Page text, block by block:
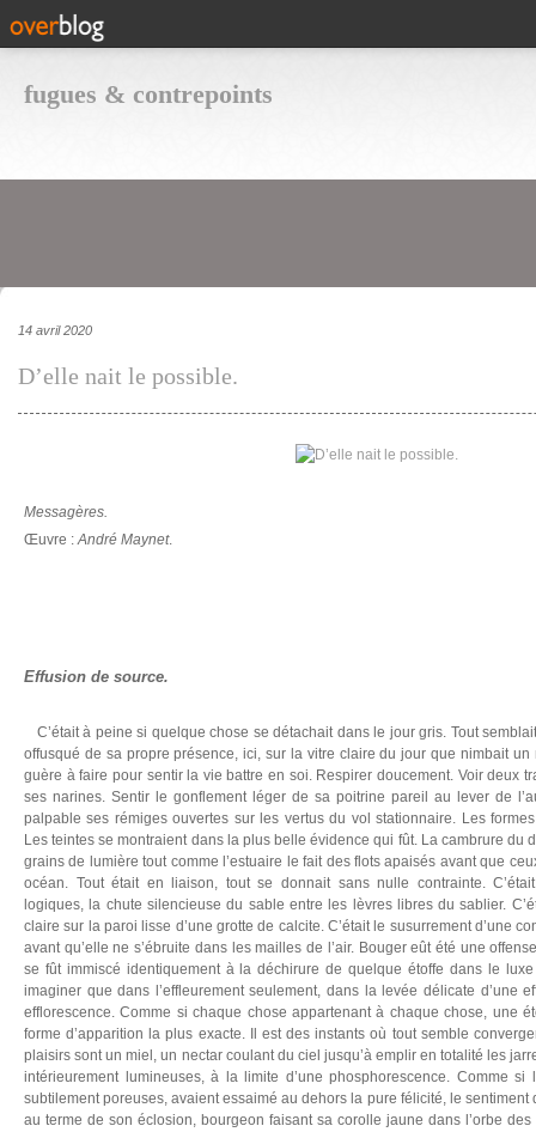
fugues & contrepoints
14 avril 2020
D’elle nait le possible.
Messagères.
Œuvre :André Maynet.
Effusion de source.
C’était à peine si quelque chose se détachait dans le jour gris. Tout
offusqué de sa propre présence, ici, sur la vitre claire du jour que nimbait un
guère à faire pour sentir la vie battre en soi. Respirer doucement. Voir deux
ses narines. Sentir le gonflement léger de sa poitrine pareil au lever de
palpable ses rémiges ouvertes sur les vertus du vol stationnaire. Les
Les teintes se montraient dans la plus belle évidence qui fût. La cambrure du
grains de lumière tout comme l’estuaire le fait des flots apaisés avant que
océan. Tout était en liaison, tout se donnait sans nulle contrainte.
logiques, la chute silencieuse du sable entre les lèvres libres du sablier.
claire sur la paroi lisse d’une grotte de calcite. C’était le susurrement d’une
avant qu’elle ne s’ébruite dans les mailles de l’air. Bouger eût été une
se fût immiscé identiquement à la déchirure de quelque étoffe dans le
imaginer que dans l’effleurement seulement, dans la levée délicate d’une
efflorescence. Comme si chaque chose appartenant à chaque chose, une
forme d’apparition la plus exacte. Il est des instants où tout semble
plaisirs sont un miel, un nectar coulant du ciel jusqu’à emplir en totalité les
intérieurement lumineuses, à la limite d’une phosphorescence. Comme si
subtilement poreuses, avaient essaimé au dehors la pure félicité, le sentiment
au terme de son éclosion, bourgeon faisant sa corolle jaune dans l’orbe des